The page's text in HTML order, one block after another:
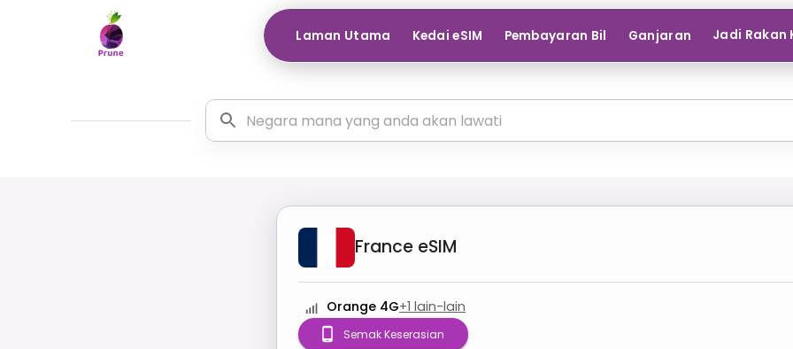
Laman Utama Kedai eSIM Pembayaran Bil Ganjaran Jadi Rakan
France eSIM
Orange 4G+1 lain-lain
Semak Keserasian